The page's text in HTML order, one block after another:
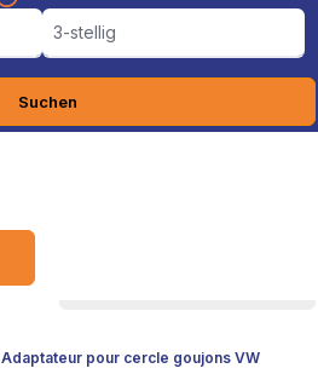
3-stellig
Suchen
Adaptateur pour cercle goujons VW